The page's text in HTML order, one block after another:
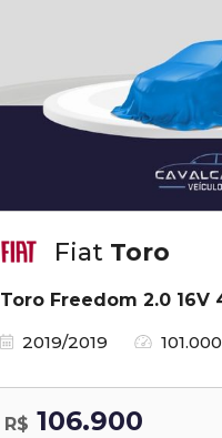
Fiat Toro
Toro Freedom 2.0 16V
2019/2019
R$ 106.900